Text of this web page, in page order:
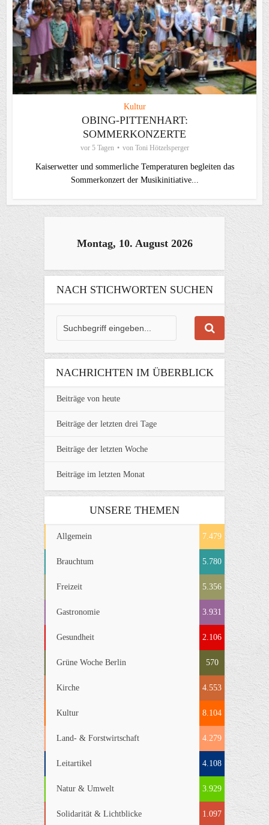
Kultur
OBING-PITTENHART:
SOMMERKONZERTE
vor 5 Tagen von Toni Hötzelsperger
Kaiserwetter und sommerliche Temperaturen begleiten das
Sommerkonzert der Musikinitiative...
Montag, 10. August 2026
NACH STICHWORTEN SUCHEN
NACHRICHTEN IM ÜBERBLICK
Beiträge von heute
Beiträge der letzten drei Tage
Beiträge der letzten Woche
Beiträge im letzten Monat
UNSERE THEMEN
Allgemein 7.479
Brauchtum 5.780
Freizeit 5.356
Gastronomie 3.931
Gesundheit 2.106
Grüne Woche Berlin 570
Kirche 4.553
Kultur 8.104
Land- & Forstwirtschaft 4.279
Leitartikel 4.108
Natur & Umwelt 3.929
Solidarität & Lichtblicke 1.097